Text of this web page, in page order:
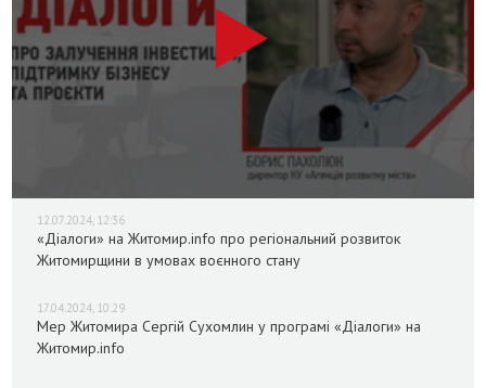
12.07.2024, 12:36
«Діалоги» на Житомир.info про регіональний розвиток
Житомирщини в умовах воєнного стану
17.04.2024, 10:29
Мер Житомира Сергій Сухомлин у програмі «Діалоги» на
Житомир.info